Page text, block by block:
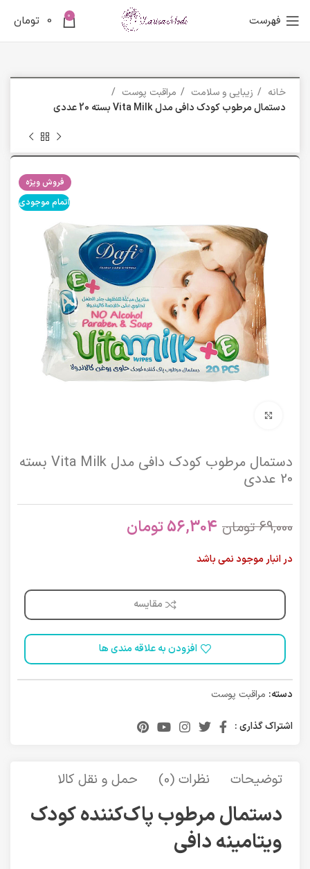
فهرست 0
0 تومان
خانه زیبایی و سلامت
مراقبت پوست
دستمال مرطوب کودک دافی مدل Vita Milk بسته 20 عددی
فروش ویژه
اتمام موجودی
دستمال مرطوب کودک دافی مدل Vita Milk بسته
20 عددی
69,000 تومان 56,304تومان
در انبار موجود نمی باشد
مقایسه
افزودن به علاقه مندی ها
دسته: مراقبت پوست
اشتراک گذاری :
توضیحات نظرات (0) حمل و نقل کالا
دستمال مرطوب پاک‌کننده کودک
ویتامینه دافی